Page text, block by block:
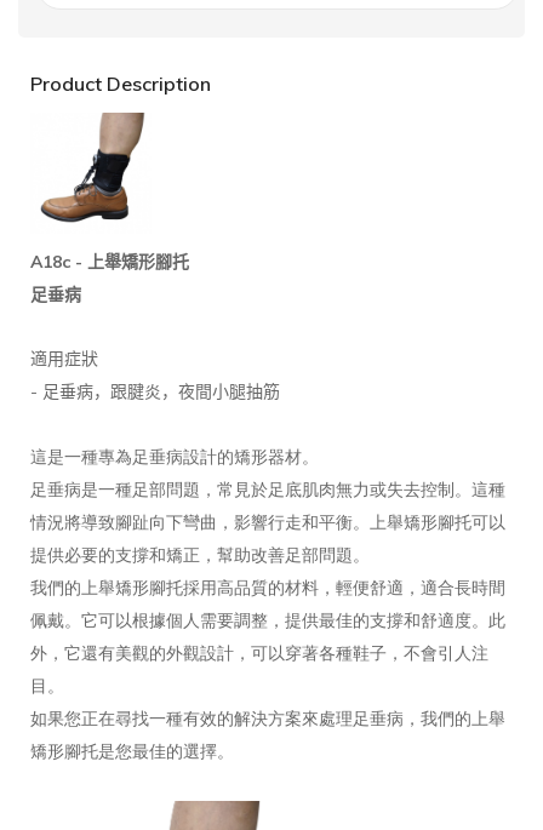
Product Description
A18c - 上舉矯形腳托
足垂病
適用症狀
- 足垂病，跟腱炎，夜間小腿抽筋
這是一種專為足垂病設計的矯形器材。
足垂病是一種足部問題，常見於足底肌肉無力或失去控制。這種
情況將導致腳趾向下彎曲，影響行走和平衡。上舉矯形腳托可以
提供必要的支撐和矯正，幫助改善足部問題。
我們的上舉矯形腳托採用高品質的材料，輕便舒適，適合長時間
佩戴。它可以根據個人需要調整，提供最佳的支撐和舒適度。此
外，它還有美觀的外觀設計，可以穿著各種鞋子，不會引人注
目。
如果您正在尋找一種有效的解決方案來處理足垂病，我們的上舉
矯形腳托是您最佳的選擇。